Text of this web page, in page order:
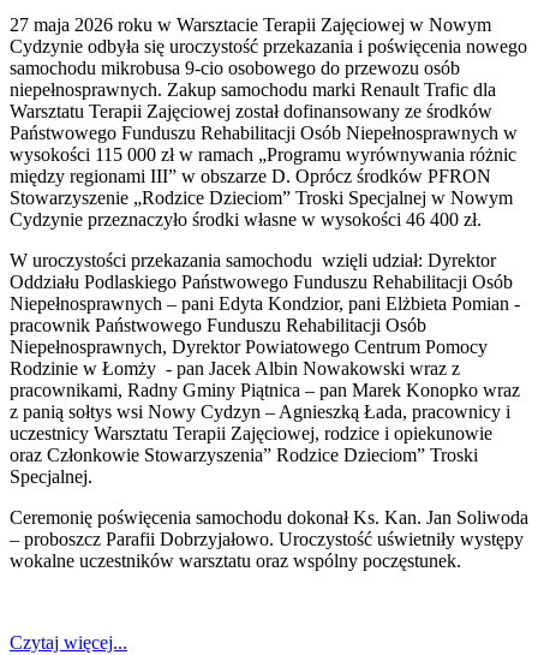
27 maja 2026 roku w Warsztacie Terapii Zajęciowej w Nowym
Cydzynie odbyła się uroczystość przekazania i poświęcenia nowego
samochodu mikrobusa 9-cio osobowego do przewozu osób
niepełnosprawnych. Zakup samochodu marki Renault Trafic dla
Warsztatu Terapii Zajęciowej został dofinansowany ze środków
Państwowego Funduszu Rehabilitacji Osób Niepełnosprawnych w
wysokości 115 000 zł w ramach „Programu wyrównywania różnic
między regionami III” w obszarze D. Oprócz środków PFRON
Stowarzyszenie „Rodzice Dzieciom” Troski Specjalnej w Nowym
Cydzynie przeznaczyło środki własne w wysokości 46 400 zł.
W uroczystości przekazania samochodu wzięli udział: Dyrektor
Oddziału Podlaskiego Państwowego Funduszu Rehabilitacji Osób
Niepełnosprawnych – pani Edyta Kondzior, pani Elżbieta Pomian -
pracownik Państwowego Funduszu Rehabilitacji Osób
Niepełnosprawnych, Dyrektor Powiatowego Centrum Pomocy
Rodzinie w Łomży - pan Jacek Albin Nowakowski wraz z
pracownikami, Radny Gminy Piątnica – pan Marek Konopko wraz
z panią sołtys wsi Nowy Cydzyn – Agnieszką Łada, pracownicy i
uczestnicy Warsztatu Terapii Zajęciowej, rodzice i opiekunowie
oraz Członkowie Stowarzyszenia” Rodzice Dzieciom” Troski
Specjalnej.
Ceremonię poświęcenia samochodu dokonał Ks. Kan. Jan Soliwoda
– proboszcz Parafii Dobrzyjałowo. Uroczystość uświetniły występy
wokalne uczestników warsztatu oraz wspólny poczęstunek.
Czytaj więcej...